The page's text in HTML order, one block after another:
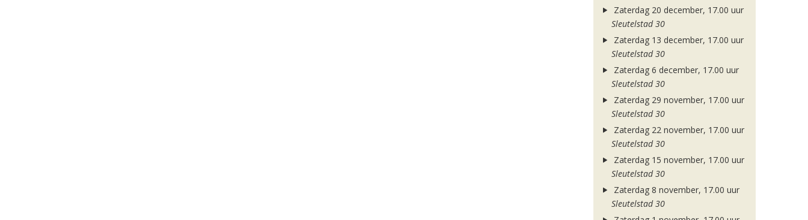
Zaterdag 20 december, 17.00 uur
Sleutelstad 30
Zaterdag 13 december, 17.00 uur
Sleutelstad 30
Zaterdag 6 december, 17.00 uur
Sleutelstad 30
Zaterdag 29 november, 17.00 uur
Sleutelstad 30
Zaterdag 22 november, 17.00 uur
Sleutelstad 30
Zaterdag 15 november, 17.00 uur
Sleutelstad 30
Zaterdag 8 november, 17.00 uur
Sleutelstad 30